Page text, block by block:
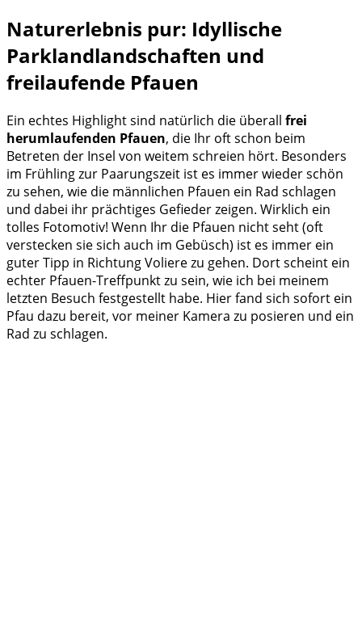
Naturerlebnis pur: Idyllische
Parklandlandschaften und
freilaufende Pfauen
Ein echtes Highlight sind natürlich die überall frei
herumlaufenden Pfauen, die Ihr oft schon beim
Betreten der Insel von weitem schreien hört. Besonders
im Frühling zur Paarungszeit ist es immer wieder schön
zu sehen, wie die männlichen Pfauen ein Rad schlagen
und dabei ihr prächtiges Gefieder zeigen. Wirklich ein
tolles Fotomotiv! Wenn Ihr die Pfauen nicht seht (oft
verstecken sie sich auch im Gebüsch) ist es immer ein
guter Tipp in Richtung Voliere zu gehen. Dort scheint ein
echter Pfauen-Treffpunkt zu sein, wie ich bei meinem
letzten Besuch festgestellt habe. Hier fand sich sofort ein
Pfau dazu bereit, vor meiner Kamera zu posieren und ein
Rad zu schlagen.